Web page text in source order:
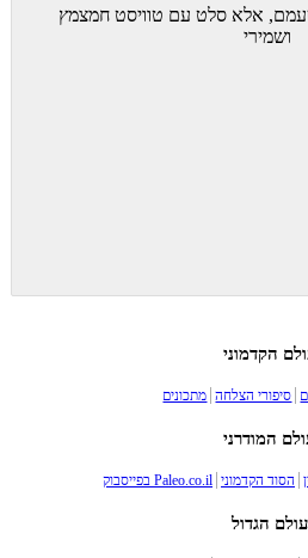
אלא סלט עם טוויסט חמצמץ
ושמירי
הקדמוני
סיפורי הצלחה מתכונים
המודרני
הסוד הקדמוני Paleo.co.il בפייסבוק
הגדול